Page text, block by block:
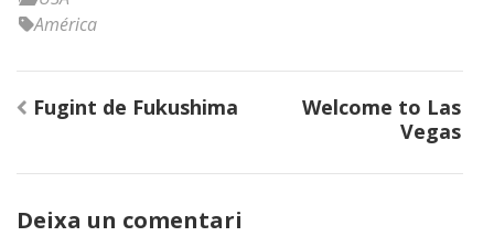
América
Navegació
d'entrades
Fugint de Fukushima
Welcome to Las
Vegas
Deixa un comentari